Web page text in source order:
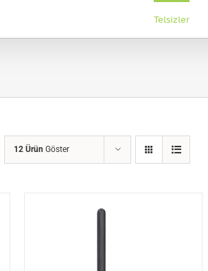
Telsizler
12 Ürün Göster